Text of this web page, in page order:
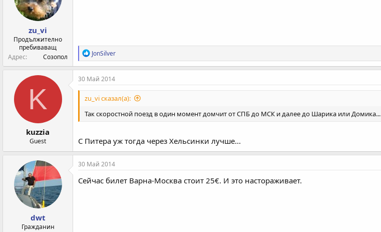
zu_vi
Продължително
пребиваващ
Адрес
Созопол
Р
е
а
к
и
JonSilver
K
kuzzia
Guest
30 Май 2014
zu_vi сказал(а):
Так скоростной поезд в один момент домчит от СПБ до МСК и далее до Шарика или Домика...
С Питера уж тогда через Хельсинки лучше...
dwt
Гражданин
30 Май 2014
Сейчас билет Варна-Москва стоит 25€. И это настораживает.